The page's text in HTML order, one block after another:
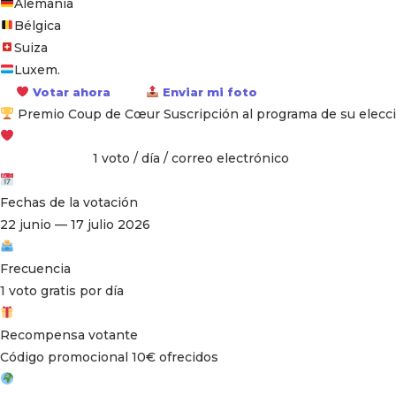
Alemania
Bélgica
Suiza
Luxem.
Votar ahora Enviar mi foto
Premio Coup de Cœur Suscripción al programa de su
1 voto / día / correo electrónico
Fechas de la votación
22 junio — 17 julio 2026
Frecuencia
1 voto gratis por día
Recompensa votante
Código promocional 10€ ofrecidos